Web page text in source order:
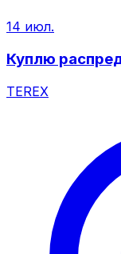
14 июл.
Куплю
TEREX